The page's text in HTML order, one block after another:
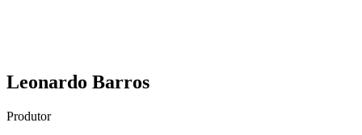
Leonardo Barros
Produtor